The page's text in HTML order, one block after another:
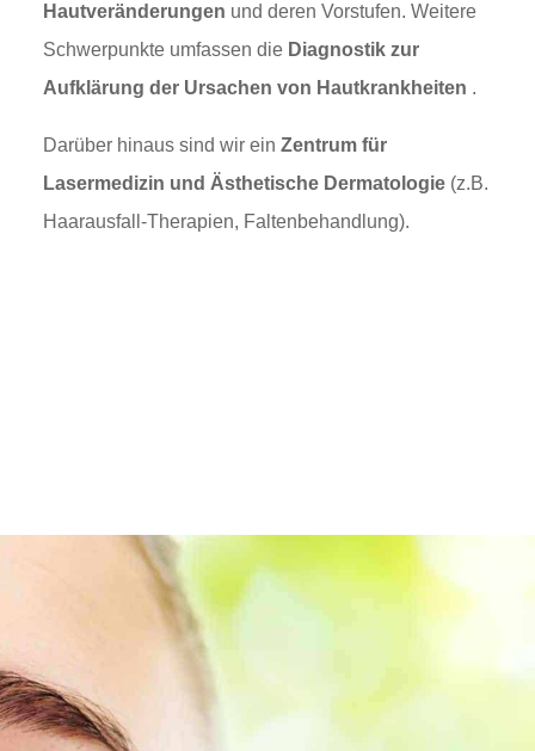
Hautveränderungen und deren Vorstufen. Weitere
Schwerpunkte umfassen die Diagnostik zur
Aufklärung der Ursachen von Hautkrankheiten .
Darüber hinaus sind wir ein Zentrum für
Lasermedizin und Ästhetische Dermatologie(z.B.
Haarausfall-Therapien, Faltenbehandlung).